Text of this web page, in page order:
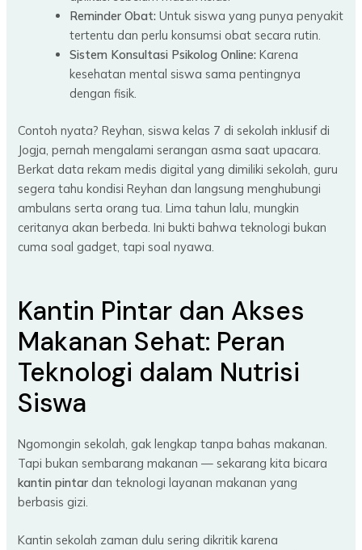
Reminder Obat: Untuk siswa yang punya penyakit
tertentu dan perlu konsumsi obat secara rutin.
Sistem Konsultasi Psikolog Online: Karena
kesehatan mental siswa sama pentingnya
dengan fisik.
Contoh nyata? Reyhan, siswa kelas 7 di sekolah inklusif di
Jogja, pernah mengalami serangan asma saat upacara.
Berkat data rekam medis digital yang dimiliki sekolah, guru
segera tahu kondisi Reyhan dan langsung menghubungi
ambulans serta orang tua. Lima tahun lalu, mungkin
ceritanya akan berbeda. Ini bukti bahwa teknologi bukan
cuma soal gadget, tapi soal nyawa.
Kantin Pintar dan Akses
Makanan Sehat: Peran
Teknologi dalam Nutrisi
Siswa
Ngomongin sekolah, gak lengkap tanpa bahas makanan.
Tapi bukan sembarang makanan — sekarang kita bicara
kantin pintar dan teknologi layanan makanan yang
berbasis gizi.
Kantin sekolah zaman dulu sering dikritik karena